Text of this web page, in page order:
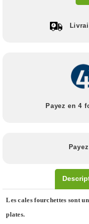
Payez en 4
Les cales fourchettes sont
plates.